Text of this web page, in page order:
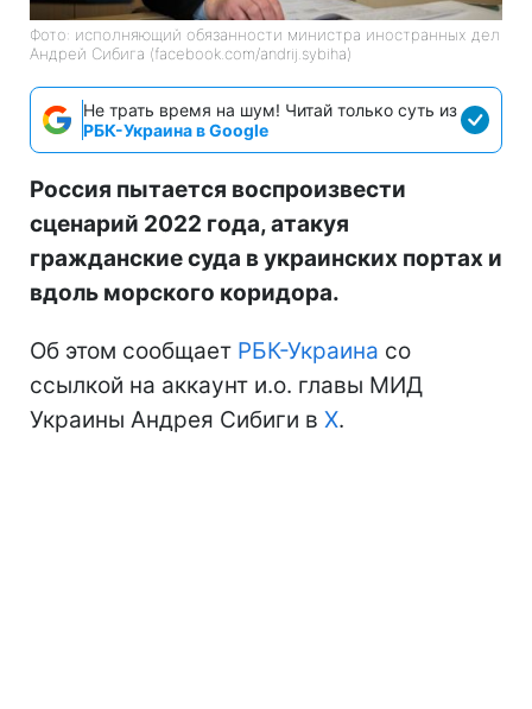
Фото: исполняющий обязанности министра иностранных дел
Андрей Сибига (facebook.com/andrij.sybiha)
Не трать время на шум! Читай только суть из
РБК-Украина в Google
Россия пытается воспроизвести
сценарий 2022 года, атакуя
гражданские суда в украинских портах и
вдоль морского коридора.
Об этом сообщает РБК-Украина со
ссылкой на аккаунт и.о. главы МИД
Украины Андрея Сибиги в Х.